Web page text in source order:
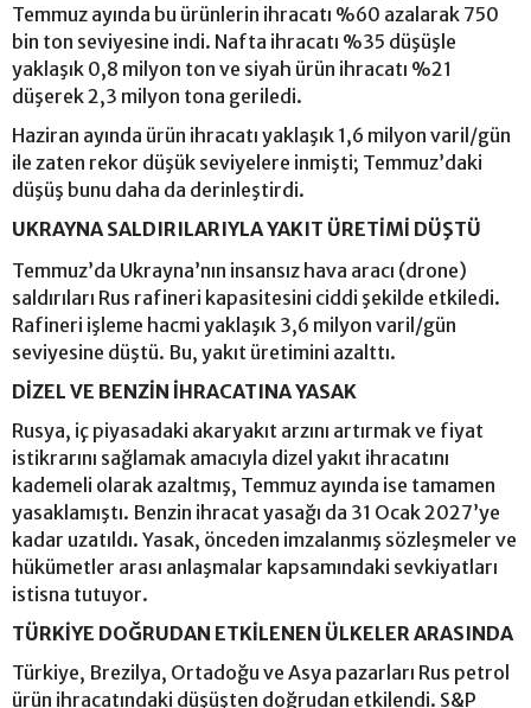
Temmuz ayında bu ürünlerin ihracatı %60 azalarak 750
bin ton seviyesine indi. Nafta ihracatı %35 düşüşle
yaklaşık 0,8 milyon ton ve siyah ürün ihracatı %21
düşerek 2,3 milyon tona geriledi.
Haziran ayında ürün ihracatı yaklaşık 1,6 milyon varil/gün
ile zaten rekor düşük seviyelere inmişti; Temmuz’daki
düşüş bunu daha da derinleştirdi.
UKRAYNA SALDIRILARIYLA YAKIT ÜRETİMİ DÜŞTÜ
Temmuz’da Ukrayna’nın insansız hava aracı (drone)
saldırıları Rus rafineri kapasitesini ciddi şekilde etkiledi.
Rafineri işleme hacmi yaklaşık 3,6 milyon varil/gün
seviyesine düştü. Bu, yakıt üretimini azalttı.
DİZEL VE BENZİN İHRACATINA YASAK
Rusya, iç piyasadaki akaryakıt arzını artırmak ve fiyat
istikrarını sağlamak amacıyla dizel yakıt ihracatını
kademeli olarak azaltmış, Temmuz ayında ise tamamen
yasaklamıştı. Benzin ihracat yasağı da 31 Ocak 2027’ye
kadar uzatıldı. Yasak, önceden imzalanmış sözleşmeler ve
hükümetler arası anlaşmalar kapsamındaki sevkiyatları
istisna tutuyor.
TÜRKİYE DOĞRUDAN ETKİLENEN ÜLKELER ARASINDA
Türkiye, Brezilya, Ortadoğu ve Asya pazarları Rus petrol
ürün ihracatındaki düşüşten doğrudan etkilendi. S&P